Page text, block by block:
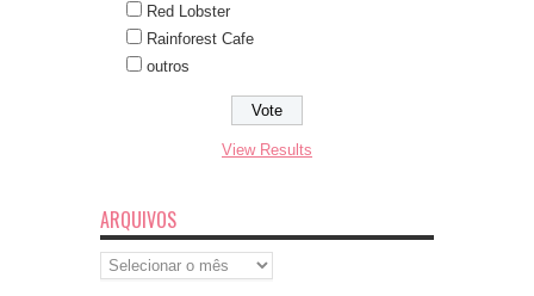
Red Lobster
Rainforest Cafe
outros
View Results
ARQUIVOS
Arquivos